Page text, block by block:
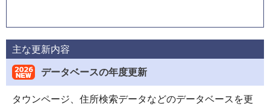
主な更新内容
データベースの年度更新
タウンページ、住所検索データなどのデータベースを更